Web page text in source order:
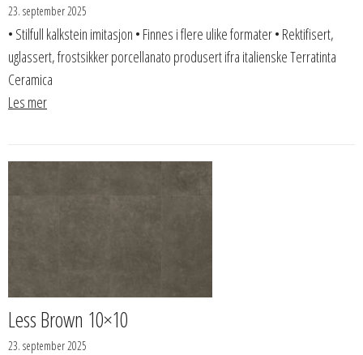
23. september 2025
• Stilfull kalkstein imitasjon • Finnes i flere ulike formater • Rektifisert,
uglassert, frostsikker porcellanato produsert ifra italienske Terratinta
Ceramica
Les mer
Less Brown 10×10
23. september 2025